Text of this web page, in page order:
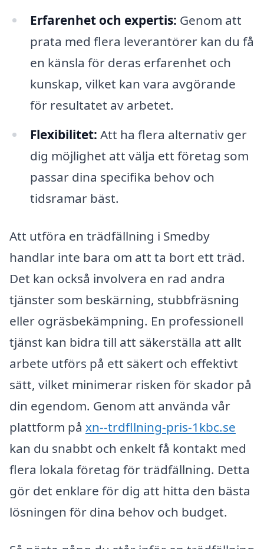
Erfarenhet och expertis: Genom att
prata med flera leverantörer kan du få
en känsla för deras erfarenhet och
kunskap, vilket kan vara avgörande
för resultatet av arbetet.
Flexibilitet: Att ha flera alternativ ger
dig möjlighet att välja ett företag som
passar dina specifika behov och
tidsramar bäst.
Att utföra en trädfällning i Smedby
handlar inte bara om att ta bort ett träd.
Det kan också involvera en rad andra
tjänster som beskärning, stubbfräsning
eller ogräsbekämpning. En professionell
tjänst kan bidra till att säkerställa att allt
arbete utförs på ett säkert och effektivt
sätt, vilket minimerar risken för skador på
din egendom. Genom att använda vår
plattform på xn--trdfllning-pris-1kbc.se
kan du snabbt och enkelt få kontakt med
flera lokala företag för trädfällning. Detta
gör det enklare för dig att hitta den bästa
lösningen för dina behov och budget.